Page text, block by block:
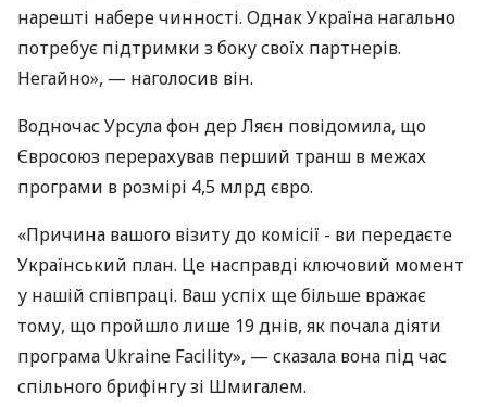
нарешті набере чинності. Однак Україна нагально
потребує підтримки з боку своїх партнерів.
Негайно», — наголосив він.
Водночас Урсула фон дер Ляєн повідомила, що
Євросоюз перерахував перший транш в межах
програми в розмірі 4,5 млрд євро.
«Причина вашого візиту до комісії - ви передаєте
Український план. Це насправді ключовий момент
у нашій співпраці. Ваш успіх ще більше вражає
тому, що пройшло лише 19 днів, як почала діяти
програма Ukraine Facility», — сказала вона під час
спільного брифінгу зі Шмигалем.